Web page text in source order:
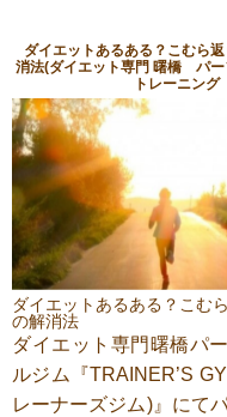
ればいいの？何カロリ
たら大丈夫？など質問
ます。個人差があります
性はおおよそ1500キロカ
ー男性は1800キロカロリ
目安と言われております
今回はケトジェニック
ットで食べれるものの
ーをかいていこうと
す。
ダイエットあるある？こむら
消法(ダイエット専門 曙橋 パー
トレーニン
ダイエットあるある？こむ
の解消法
ダイエット専門曙橋パ
ルジム『TRAINER’S
レーナーズジム)』にて